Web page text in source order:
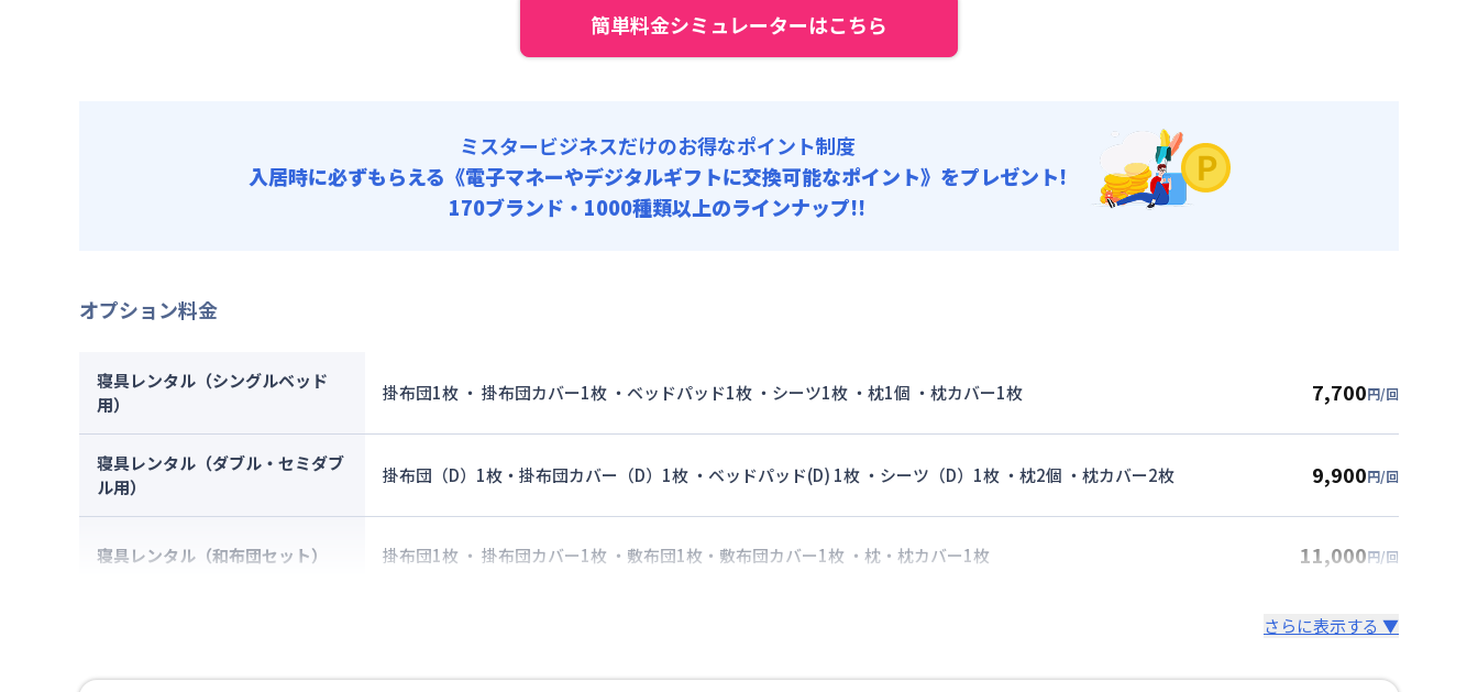
契約事務手数料 : 5,000円/回 (税抜)
24,000円/月 (800円/日)
簡単料金シミュレーターはこちら
ミスタービジネスだけのお得なポイント制度
入居時に必ずもらえる 《電子マネーやデジタルギフトに交換可能なポイント》をプレゼント!
170ブランド・1000種類以上のラインナップ!!
オプション料金
寝具レンタル（シングルベッド
用）
掛布団1枚 ・ 掛布団カバー1枚 ・ベッドパッド1枚 ・シーツ1枚 ・枕1個 ・枕カバー1枚 7,700円/回
寝具レンタル（ダブル・セミダブ
ル用）
掛布団（D）1枚・掛布団カバー（D）1枚 ・ベッドパッド(D) 1枚 ・シーツ（D）1枚 ・枕2個 ・枕カバー2枚 9,900円/回
寝具レンタル（和布団セット） 掛布団1枚 ・ 掛布団カバー1枚 ・敷布団1枚・敷布団カバー1枚 ・枕・枕カバー1枚 11,000円/回
さらに表示する ▼